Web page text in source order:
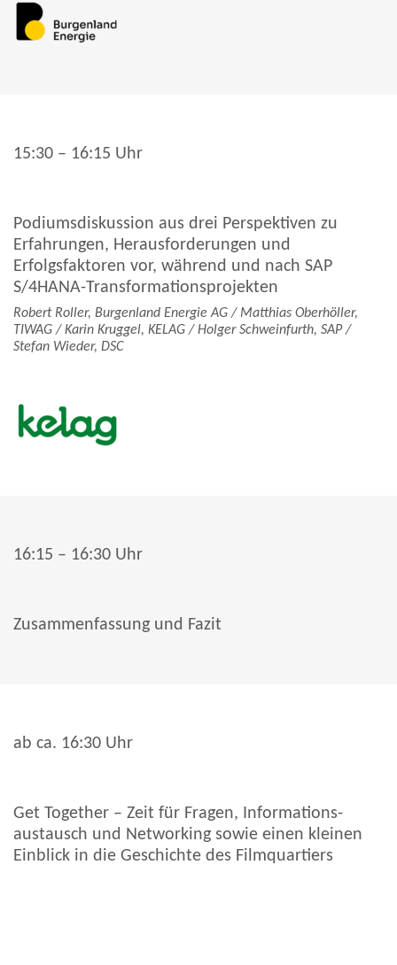
15:30 – 16:15 Uhr
Podiumsdiskussion aus drei Perspektiven zu
Erfahrungen, Herausforderungen und
Erfolgsfaktoren vor, während und nach SAP
S/4HANA-Transformationsprojekten
Robert Roller, Burgenland Energie AG / Matthias Oberhöller,
TIWAG / Karin Kruggel, KELAG / Holger Schweinfurth, SAP /
Stefan Wieder, DSC
16:15 – 16:30 Uhr
Zusammen­fassung und Fazit
ab ca. 16:30 Uhr
Get Together – Zeit für Fragen, Informations­
austausch und Networking sowie einen kleinen
Einblick in die Geschichte des Filmquartiers